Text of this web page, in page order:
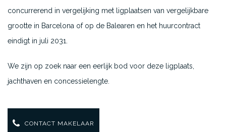
concurrerend in vergelijking met ligplaatsen van vergelijkbare
grootte in Barcelona of op de Balearen en het huurcontract
eindigt in juli 2031.
We zijn op zoek naar een eerlijk bod voor deze ligplaats,
jachthaven en concessielengte.
CONTACT MAKELAAR